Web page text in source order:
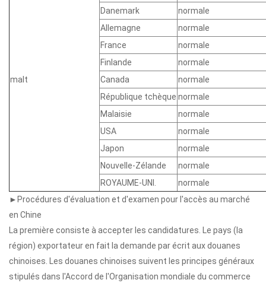
malt
Danemark
normale
Allemagne
normale
France
normale
Finlande
normale
Canada
normale
République tchèque normale
Malaisie
normale
USA
normale
Japon
normale
Nouvelle-Zélande
normale
ROYAUME-UNI.
normale
►Procédures d'évaluation et d'examen pour l'accès au marché
en Chine
La première consiste à accepter les candidatures. Le pays (la
région) exportateur en fait la demande par écrit aux douanes
chinoises. Les douanes chinoises suivent les principes généraux
stipulés dans l'Accord de l'Organisation mondiale du commerce